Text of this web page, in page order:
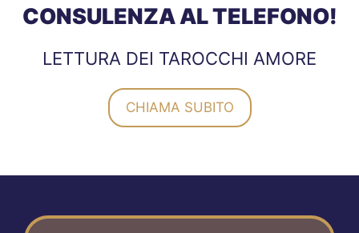
CONSULENZA AL TELEFONO!
LETTURA DEI TAROCCHI AMORE
CHIAMA SUBITO